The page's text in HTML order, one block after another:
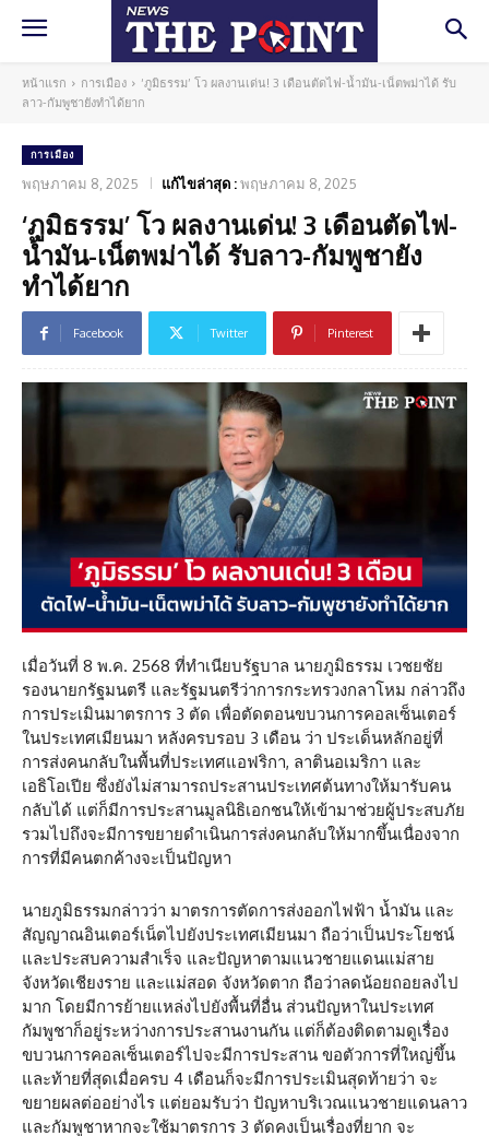
หน้าแรก การเมือง
‘ภูมิธรรม’ โว ผลงานเด่น! 3 เดือนตัดไฟ-น้ำมัน-เน็ตพม่าได้ รับ
ลาว-กัมพูชายังทำได้ยาก
การเมือง
พฤษภาคม 8, 2025 แก้ไขล่าสุด :พฤษภาคม 8, 2025
‘ภูมิธรรม’ โว ผลงานเด่น! 3 เดือนตัดไฟ-
น้ำมัน-เน็ตพม่าได้ รับลาว-กัมพูชายัง
ทำได้ยาก
Facebook Twitter Pinterest
เมื่อวันที่ 8 พ.ค. 2568 ที่ทำเนียบรัฐบาล นายภูมิธรรม เวชยชัย
รองนายกรัฐมนตรี และรัฐมนตรีว่าการกระทรวงกลาโหม กล่าวถึง
การประเมินมาตรการ 3 ตัด เพื่อตัดตอนขบวนการคอลเซ็นเตอร์​
ในประเทศเมียนมา​ หลังครบรอบ 3 เดือน ว่า​ ประเด็นหลักอยู่ที่
การส่งคนกลับในพื้นที่ประเทศแอฟริกา, ลาตินอเมริกา​ และ
เอธิโอเปีย ซึ่งยังไม่สามารถประสานประเทศต้นทางให้มารับคน
กลับได้​ แต่ก็มีการประสานมูลนิธิเอกชนให้เข้ามาช่วยผู้ประสบภัย
รวมไปถึงจะมีการขยายดำเนินการส่งคนกลับให้มากขึ้นเนื่องจาก
การที่มีคนตกค้างจะเป็นปัญหา
นายภูมิธรรม​กล่าวว่า​ มาตรการตัดการส่งออกไฟฟ้า น้ำมัน และ
สัญญาณอินเตอร์เน็ตไปยังประเทศเมียนมา​ ถือว่าเป็นประโยชน์
และประสบความสำเร็จ​ และปัญหาตามแนวชายแดนแม่สาย​
จังหวัดเชียงราย​ และแม่สอด จังหวัดตาก​ ถือว่าลดน้อยถอยลงไป
มาก​ โดยมีการย้ายแหล่งไปยังพื้นที่อื่น ส่วนปัญหาในประเทศ
กัมพูชาก็อยู่ระหว่างการประสานงานกัน แต่ก็ต้องติดตามดูเรื่อง
ขบวนการคอ​ล​เซ็นเตอร์​ไปจะมีการประสาน ขอตัวการที่ใหญ่ขึ้น
และท้ายที่สุดเมื่อครบ 4 เดือนก็จะมีการประเมินสุดท้ายว่า จะ
ขยายผลต่ออย่างไร แต่ยอมรับว่า ปัญหาบริเวณแนวชายแดนลาว
และกัมพูชาหากจะใช้มาตรการ 3 ตัดคงเป็นเรื่องที่ยาก จะ